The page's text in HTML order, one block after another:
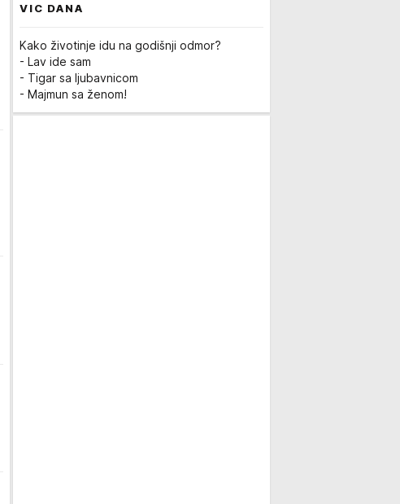
VIC DANA
Kako životinje idu na godišnji odmor?
- Lav ide sam
- Tigar sa ljubavnicom
- Majmun sa ženom!